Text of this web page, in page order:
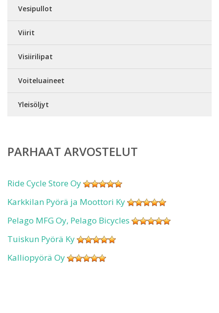
Vesipullot
Viirit
Visiirilipat
Voiteluaineet
Yleisöljyt
PARHAAT ARVOSTELUT
Ride Cycle Store Oy
Karkkilan Pyörä ja Moottori Ky
Pelago MFG Oy, Pelago Bicycles
Tuiskun Pyörä Ky
Kalliopyörä Oy